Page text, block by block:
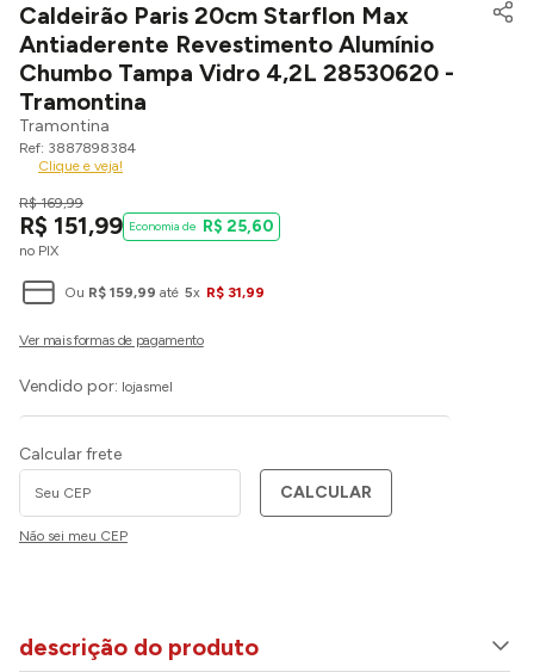
Caldeirão Paris 20cm Starflon Max
Antiaderente Revestimento Alumínio
Chumbo Tampa Vidro 4,2L 28530620 -
Tramontina
Tramontina
3887898384
Clique e veja!
R$ 169,99
R$ 151,99
no PIX
R$ 25,60
Ou R$ 159,99 até 5x R$ 31,99
Vendido por: lojasmel
Calcular frete
CALCULAR
Não sei meu CEP
descrição do produto